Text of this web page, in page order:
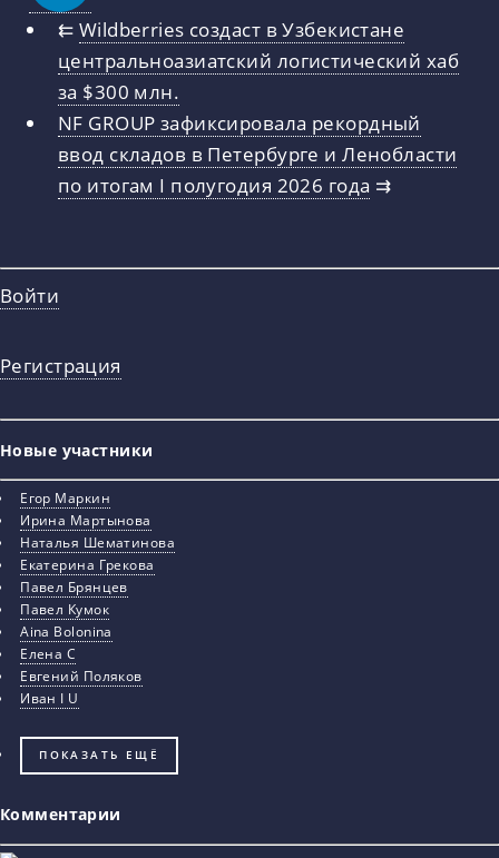
⇇ Wildberries создаст в Узбекистане
центральноазиатский логистический хаб
за $300 млн.
NF GROUP зафиксировала рекордный
ввод складов в Петербурге и Ленобласти
по итогам I полугодия 2026 года ⇉
Войти
Регистрация
Новые участники
Егор Маркин
Ирина Мартынова
Наталья Шематинова
Екатерина Грекова
Павел Брянцев
Павел Кумок
Aina Bolonina
Елена С
Евгений Поляков
Иван I U
ПОКАЗАТЬ ЕЩЁ
Комментарии